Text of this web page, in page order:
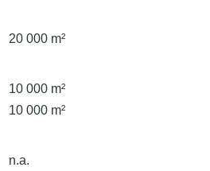
20 000 m²
10 000 m²
10 000 m²
n.a.